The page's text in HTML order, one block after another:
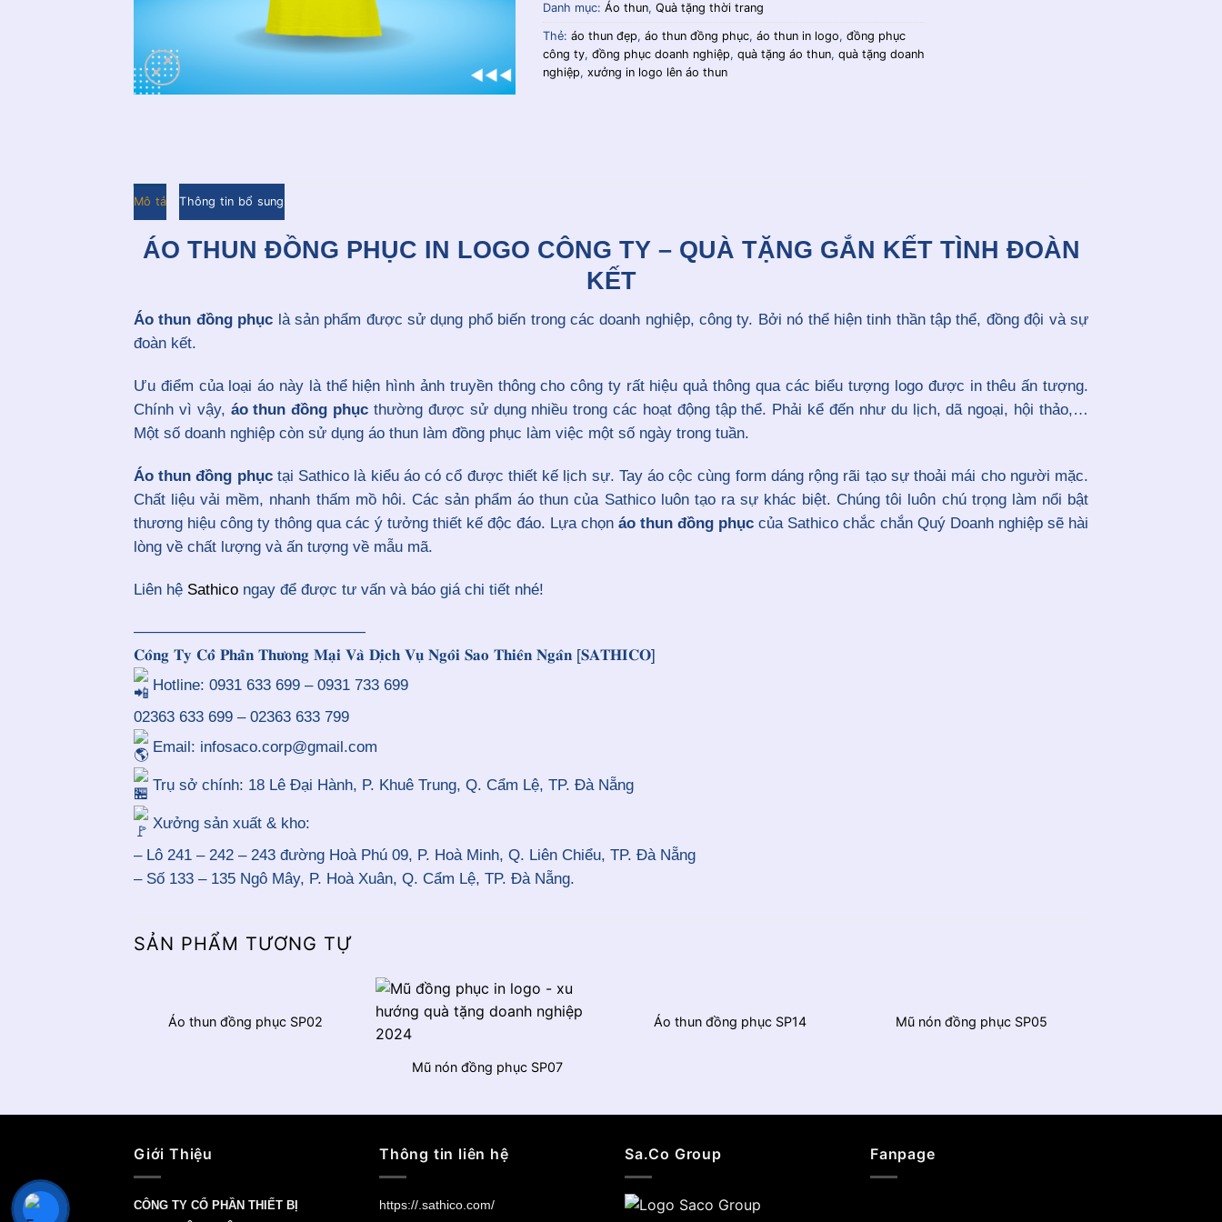
Danh mục: Áo thun, Quà tặng thời trang
Thẻ: áo thun đẹp, áo thun đồng phục, áo thun in logo, đồng phục
công ty, đồng phục doanh nghiệp, quà tặng áo thun, quà tặng doanh
nghiệp, xưởng in logo lên áo thun
Mô tả Thông tin bổ sung
ÁO THUN ĐỒNG PHỤC IN LOGO CÔNG TY – QUÀ TẶNG GẮN KẾT TÌNH ĐOÀN
KẾT
Áo thun đồng phục là sản phẩm được sử dụng phổ biến trong các doanh nghiệp, công ty. Bởi nó thể hiện tinh thần tập thể, đồng đội và sự
đoàn kết.
Ưu điểm của loại áo này là thể hiện hình ảnh truyền thông cho công ty rất hiệu quả thông qua các biểu tượng logo được in thêu ấn tượng.
Chính vì vậy, áo thun đồng phục thường được sử dụng nhiều trong các hoạt động tập thể. Phải kể đến như du lịch, dã ngoại, hội thảo,…
Một số doanh nghiệp còn sử dụng áo thun làm đồng phục làm việc một số ngày trong tuần.
Áo thun đồng phụctại Sathico là kiểu áo có cổ được thiết kế lịch sự. Tay áo cộc cùng form dáng rộng rãi tạo sự thoải mái cho người mặc.
Chất liệu vải mềm, nhanh thấm mồ hôi. Các sản phẩm áo thun của Sathico luôn tạo ra sự khác biệt. Chúng tôi luôn chú trọng làm nổi bật
thương hiệu công ty thông qua các ý tưởng thiết kế độc đáo. Lựa chọn áo thun đồng phục của Sathico chắc chắn Quý Doanh nghiệp sẽ hài
lòng về chất lượng và ấn tượng về mẫu mã.
Liên hệ Sathico ngay để được tư vấn và báo giá chi tiết nhé!
———————————————
𝐂𝐨̂𝐧𝐠 𝐓𝐲 𝐂𝐨̂̉ 𝐏𝐡𝐚̂̀𝐧 𝐓𝐡𝐮̛𝐨̛𝐧𝐠 𝐌𝐚̣𝐢 𝐕𝐚̀ 𝐃𝐢̣𝐜𝐡 𝐕𝐮̣ 𝐍𝐠𝐨̂𝐢 𝐒𝐚𝐨 𝐓𝐡𝐢𝐞̂𝐧 𝐍𝐠𝐚̂𝐧 [𝐒𝐀𝐓𝐇𝐈𝐂𝐎]
Hotline: 0931 633 699 – 0931 733 699
02363 633 699 – 02363 633 799
Email: infosaco.corp@gmail.com
Trụ sở chính: 18 Lê Đại Hành, P. Khuê Trung, Q. Cẩm Lệ, TP. Đà Nẵng
Xưởng sản xuất & kho:
– Lô 241 – 242 – 243 đường Hoà Phú 09, P. Hoà Minh, Q. Liên Chiểu, TP. Đà Nẵng
– Số 133 – 135 Ngô Mây, P. Hoà Xuân, Q. Cẩm Lệ, TP. Đà Nẵng.
SẢN PHẨM TƯƠNG TỰ
Áo thun đồng phục SP02
Mũ nón đồng phục SP07
Áo thun đồng phục SP14 Mũ nón đồng phục SP05
Giới Thiệu
CÔNG TY CỔ PHẦN THIẾT BỊ
Thông tin liên hệ
https://.sathico.com/
Sa.Co Group Fanpage